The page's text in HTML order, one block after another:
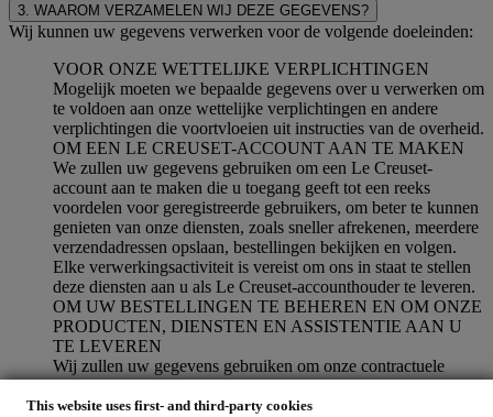
This website uses first- and third-party cookies
3. WAAROM VERZAMELEN WIJ DEZE GEGEVENS?
Wij kunnen uw gegevens verwerken voor de volgende doeleinden:
VOOR ONZE WETTELIJKE VERPLICHTINGEN
Mogelijk moeten we bepaalde gegevens over u verwerken om
te voldoen aan onze wettelijke verplichtingen en andere
verplichtingen die voortvloeien uit instructies van de overheid.
OM EEN LE CREUSET-ACCOUNT AAN TE MAKEN
We zullen uw gegevens gebruiken om een Le Creuset-
account aan te maken die u toegang geeft tot een reeks
voordelen voor geregistreerde gebruikers, om beter te kunnen
genieten van onze diensten, zoals sneller afrekenen, meerdere
verzendadressen opslaan, bestellingen bekijken en volgen.
Elke verwerkingsactiviteit is vereist om ons in staat te stellen
deze diensten aan u als Le Creuset-accounthouder te leveren.
OM UW BESTELLINGEN TE BEHEREN EN OM ONZE
PRODUCTEN, DIENSTEN EN ASSISTENTIE AAN U
TE LEVEREN
Wij zullen uw gegevens gebruiken om onze contractuele
relatie met u, uw aankoop van producten op de Website, uw
gebruik van de Website, eventuele latere hulp na de verkoop